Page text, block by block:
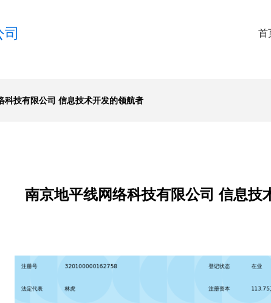
首
科技有限公司 信息技术开发的领航者
南京地平线网络科技有限公司 信息技